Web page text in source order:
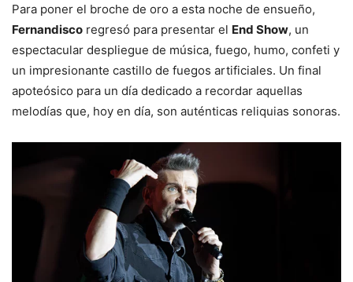
Para poner el broche de oro a esta noche de ensueño,
Fernandisco regresó para presentar el End Show, un
espectacular despliegue de música, fuego, humo, confeti y
un impresionante castillo de fuegos artificiales. Un final
apoteósico para un día dedicado a recordar aquellas
melodías que, hoy en día, son auténticas reliquias sonoras.